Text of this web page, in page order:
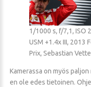
1/1000 s, f/7,1, ISO
USM +1.4x III, 2013
Prix, Sebastian
Kamerassa on myös
en ole edes tietoinen.